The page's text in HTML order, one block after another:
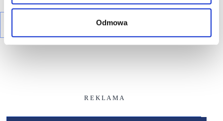
Odmowa
R E K L A M A